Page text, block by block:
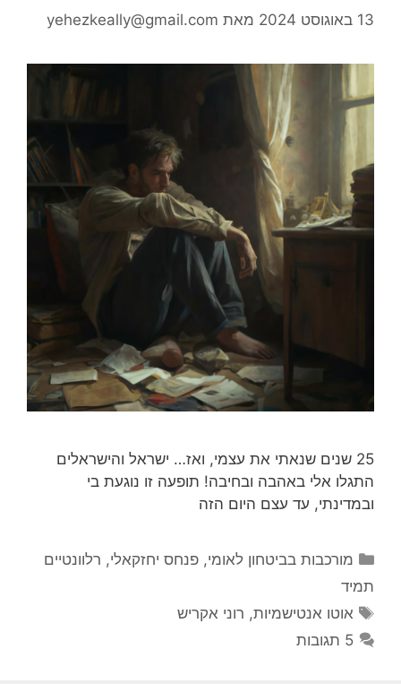
13 באוגוסט 2024 מאת yehezkeally@gmail.com
25 שנים שנאתי את עצמי, ואז… ישראל והישראלים
התגלו אלי באהבה ובחיבה! תופעה זו נוגעת בי
ובמדינתי, עד עצם היום הזה
קטגוריות
מורכבות בביטחון לאומי,פנחס יחזקאלי, רלוונטיים
תמיד
תגיות
אוטו אנטישמיות, רוני אקריש
5 תגובות